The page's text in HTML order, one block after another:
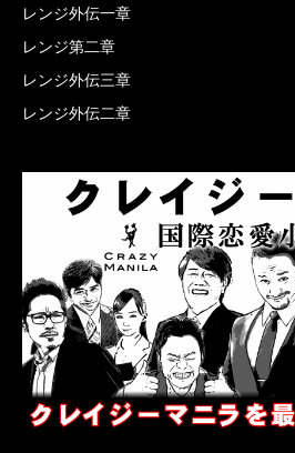
レンジ外伝一章
レンジ第二章
レンジ外伝三章
レンジ外伝二章